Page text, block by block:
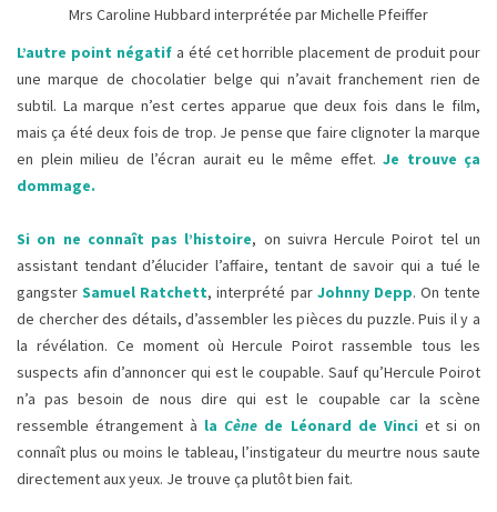
Mrs Caroline Hubbard interprétée par Michelle Pfeiffer
L’autre point négatifa été cet horrible placement de produit pour
une marque de chocolatier belge qui n’avait franchement rien de
subtil. La marque n’est certes apparue que deux fois dans le film,
mais ça été deux fois de trop. Je pense que faire clignoter la marque
en plein milieu de l’écran aurait eu le même effet. Je trouve ça
dommage.
Si on ne connaît pas l’histoire, on suivra Hercule Poirot tel un
assistant tendant d’élucider l’affaire, tentant de savoir qui a tué le
gangsterSamuel Ratchett, interprété par Johnny Depp. On tente
de chercher des détails, d’assembler les pièces du puzzle. Puis il y a
la révélation. Ce moment où Hercule Poirot rassemble tous les
suspects afin d’annoncer qui est le coupable. Sauf qu’Hercule Poirot
n’a pas besoin de nous dire qui est le coupable car la scène
ressemble étrangement à laCène de Léonard de Vinci et si on
connaît plus ou moins le tableau, l’instigateur du meurtre nous saute
directement aux yeux. Je trouve ça plutôt bien fait.